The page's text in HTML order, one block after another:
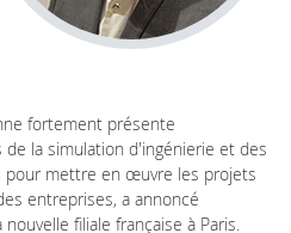
fortement présente
la simulation d'ingénierie et des
pour mettre en œuvre les projets
entreprises, a annoncé
nouvelle filiale française à Paris.